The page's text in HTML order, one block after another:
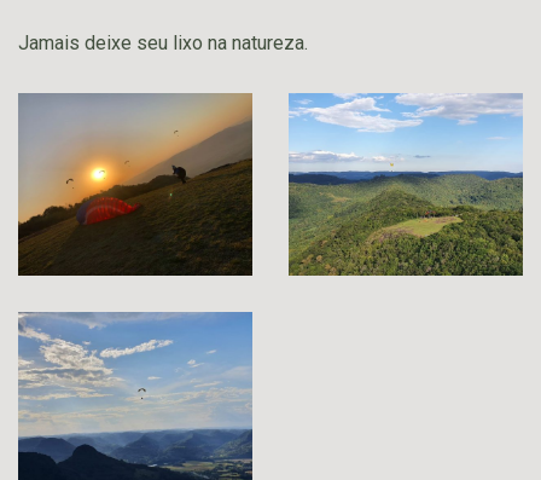
Jamais deixe seu lixo na natureza.